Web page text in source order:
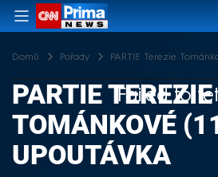
Domů Pořady PARTIE Terezie
Failed to
PARTIE TEREZIE
TOMÁNKOVÉ
UPOUTÁVKA